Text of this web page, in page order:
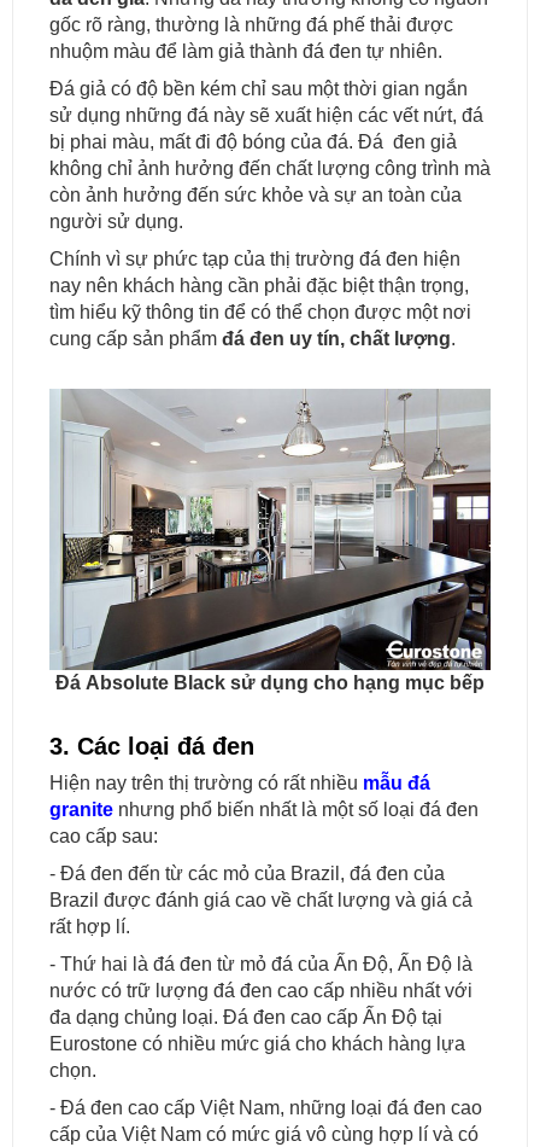
gốc rõ ràng, thường là những đá phế thải được
nhuộm màu để làm giả thành đá đen tự nhiên.
Đá giả có độ bền kém chỉ sau một thời gian ngắn
sử dụng những đá này sẽ xuất hiện các vết nứt, đá
bị phai màu, mất đi độ bóng của đá. Đá đen giả
không chỉ ảnh hưởng đến chất lượng công trình mà
còn ảnh hưởng đến sức khỏe và sự an toàn của
người sử dụng.
Chính vì sự phức tạp của thị trường đá đen hiện
nay nên khách hàng cần phải đặc biệt thận trọng,
tìm hiểu kỹ thông tin để có thể chọn được một nơi
cung cấp sản phẩm đá đen uy tín, chất lượng.
Đá Absolute Black sử dụng cho hạng mục bếp
3. Các loại đá đen
Hiện nay trên thị trường có rất nhiều mẫu đá
granite nhưng phổ biến nhất là một số loại đá đen
cao cấp sau:
- Đá đen đến từ các mỏ của Brazil, đá đen của
Brazil được đánh giá cao về chất lượng và giá cả
rất hợp lí.
- Thứ hai là đá đen từ mỏ đá của Ấn Độ, Ấn Độ là
nước có trữ lượng đá đen cao cấp nhiều nhất với
đa dạng chủng loại. Đá đen cao cấp Ấn Độ tại
Eurostone có nhiều mức giá cho khách hàng lựa
chọn.
- Đá đen cao cấp Việt Nam, những loại đá đen cao
cấp của Việt Nam có mức giá vô cùng hợp lí và có